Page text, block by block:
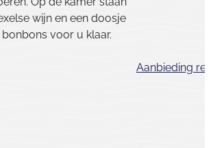
wijn en een doosje
bonbons voor u klaar.
Aanbieding